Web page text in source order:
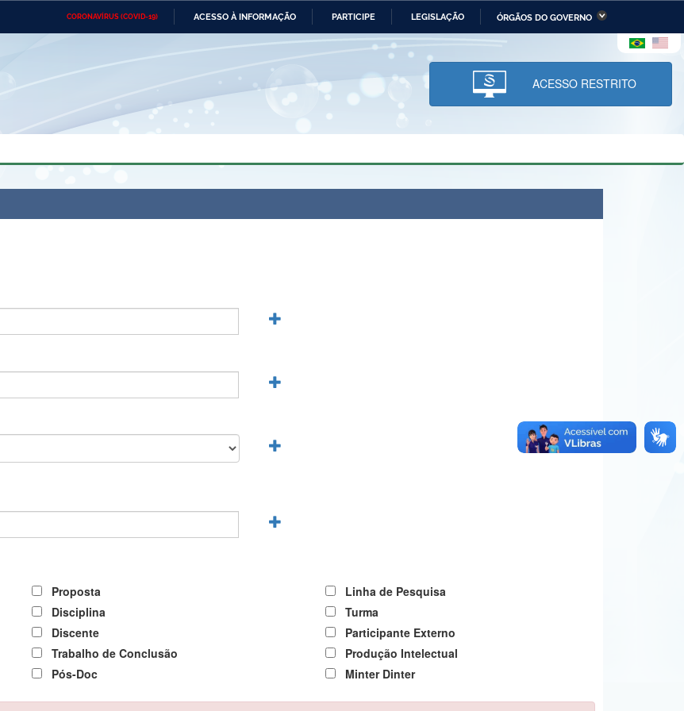
CORONAVÍRUS (COVID-19) ACESSO À INFORMAÇÃO PARTICIPE LEGISLAÇÃO ÓRGÃOS DO GOVERNO
Ministério das Relações Ministério da Economia Ministério da Infraestrutura
Ministério da Ciência,
Tecnologia, Inovações e
Comunicações
Ministério do Desenvolvimento
Regional e dos Direitos Humanos
Advocacia-Geral da União Banco Central do Brasil Planalto
ACESSO RESTRITO
Proposta
Linha de Pesquisa
Disciplina
Turma
Discente
Participante Externo
Trabalho de Conclusão
Produção Intelectual
Pós-Doc Minter Dinter